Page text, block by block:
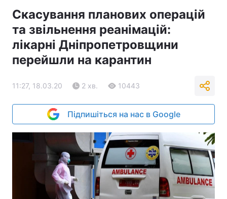
Скасування планових операцій
та звільнення реанімацій:
лікарні Дніпропетровщини
перейшли на карантин
11:27, 18.03.20 2 хв. 10443
Підпишіться на нас в Google